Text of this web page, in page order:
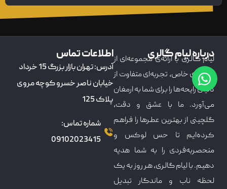
درباره لیام گالری
لیام گالری با ارائه‌ی مجموعه‌ای از
عطرهای خاص، تجربه‌ای متفاوت از
دنیای رایحه‌ها را برای شما به ارمغان
می‌آورد. ما با عشق و دقت،
گلچینی از بهترین عطرها را فراهم
کرده‌ایم تا حس لوکس و
منحصربه‌فردی را به شما هدیه
دهیم. با لیام گالری، هر روز به یک
لحظه ناب و ماندگار تبدیل
اطلاعات تماس
آدرس: تهران بازار بزرگ 15 خرداد
خیابان ناصر خسرو کوچه مروی
پلاک 125
شماره تماس:
09102023415